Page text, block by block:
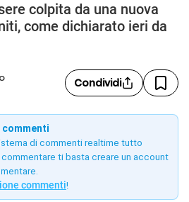
colpita da una nuova
come dichiarato ieri da
Condividi
commenti
di commenti realtime tutto
ti basta creare un account
commenti!